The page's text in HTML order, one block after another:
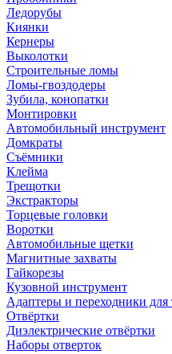
Ледорубы
Киянки
Кернеры
Выколотки
Строительные ломы
Ломы-гвоздодеры
Зубила, конопатки
Монтировки
Автомобильный инструмент
Домкраты
Съёмники
Клейма
Трещотки
Экстракторы
Торцевые головки
Воротки
Автомобильные щетки
Магнитные захваты
Гайкорезы
Кузовной инструмент
Адаптеры и переходники для
Отвёртки
Диэлектрические отвёртки
Наборы отверток